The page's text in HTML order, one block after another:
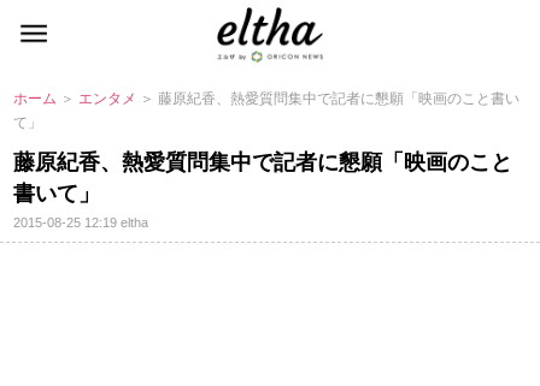
ホーム ＞ エンタメ ＞ 藤原紀香、熱愛質問集中で記者に懇願「映画のこと書い
て」
藤原紀香、熱愛質問集中で記者に懇願「映画のこと
書いて」
2015-08-25 12:19eltha